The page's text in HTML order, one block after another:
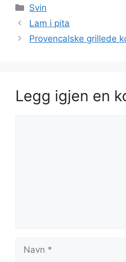
Kategorier
Svin
Lam i pita
Provencalske grillede
Legg igjen en
Navn